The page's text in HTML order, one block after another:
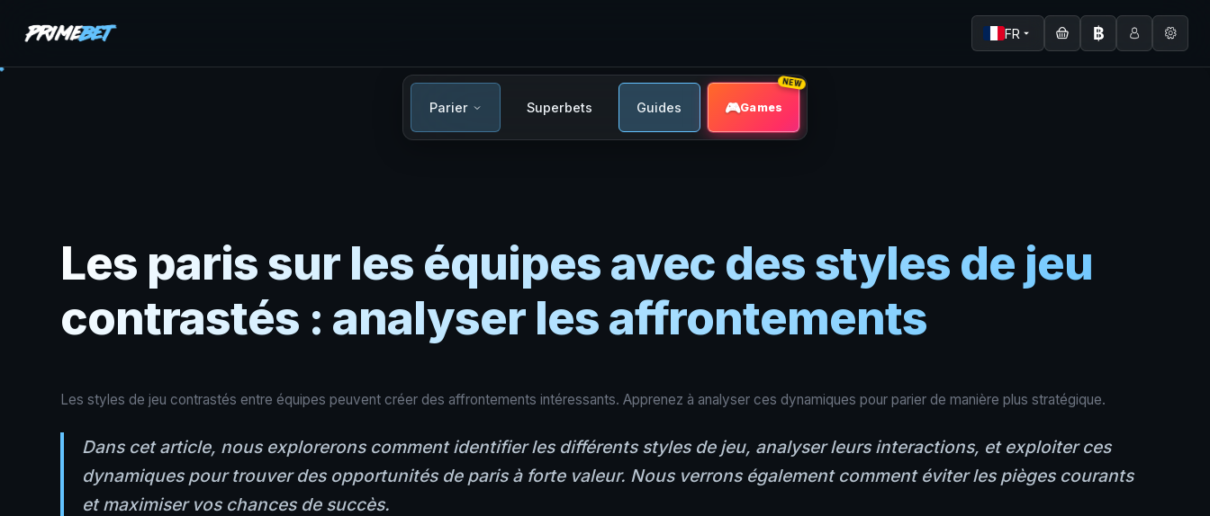
FR ฿
Parier Superbets Guides Games
NEW
Les paris sur les équipes avec des styles de jeu
contrastés : analyser les affrontements
Les styles de jeu contrastés entre équipes peuvent créer des affrontements intéressants. Apprenez à analyser ces dynamiques pour parier de manière plus stratégique.
Dans cet article, nous explorerons comment identifier les différents styles de jeu, analyser leurs interactions, et exploiter ces
dynamiques pour trouver des opportunités de paris à forte valeur. Nous verrons également comment éviter les pièges courants
et maximiser vos chances de succès.